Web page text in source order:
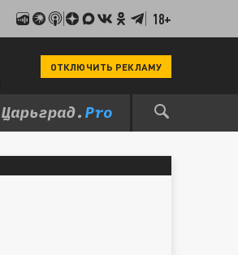
18+
ОТКЛЮЧИТЬ РЕКЛАМУ